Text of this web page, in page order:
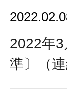
2022年
準〕（連